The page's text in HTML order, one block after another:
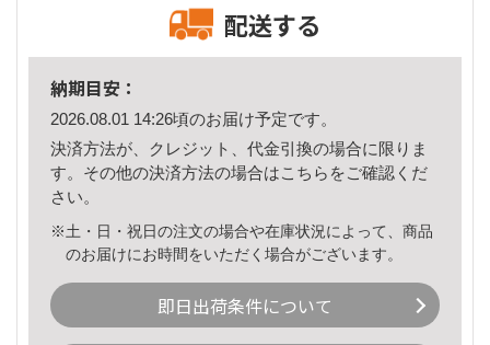
配送する
納期目安：
2026.08.01 14:26頃のお届け予定です。
決済方法が、クレジット、代金引換の場合に限りま
す。その他の決済方法の場合はこちら をご確認くだ
さい。
※土・日・祝日の注文の場合や在庫状況によって、商品
のお届けにお時間をいただく場合がございます。
即日出荷条件について